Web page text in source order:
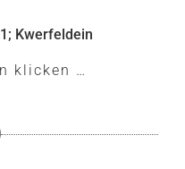
Kwerfeldein
klicken …